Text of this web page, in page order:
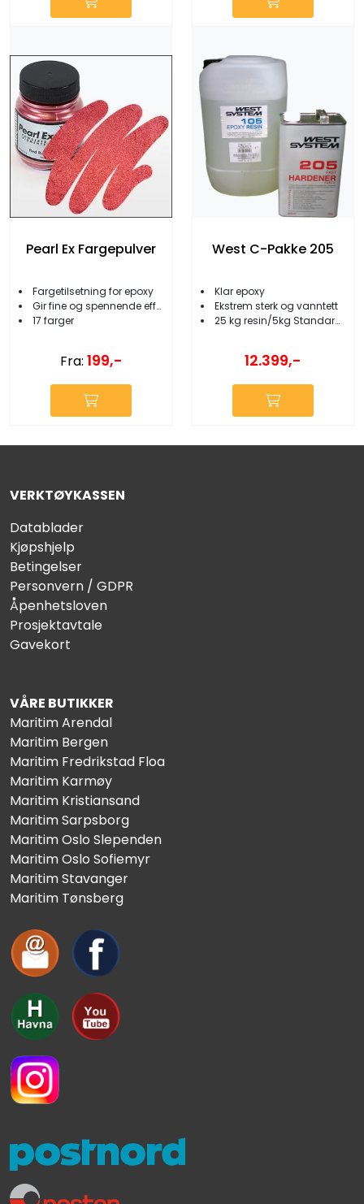
Pearl Ex Fargepulver
Fargetilsetning for epoxy
Gir fine og spennende effekter
17 farger
Fra: 199,-
West C-Pakke 205
Klar epoxy
Ekstrem sterk og vanntett
25 kg resin/5kg Standard 205 herder
12.399,-
VERKTØYKASSEN
Datablader
Kjøpshjelp
Betingelser
Personvern / GDPR
Åpenhetsloven
Prosjektavtale
Gavekort
VÅRE BUTIKKER
Maritim Arendal
Maritim Bergen
Maritim Fredrikstad Floa
Maritim Karmøy
Maritim Kristiansand
Maritim Sarpsborg
Maritim Oslo Slependen
Maritim Oslo Sofiemyr
Maritim Stavanger
Maritim Tønsberg